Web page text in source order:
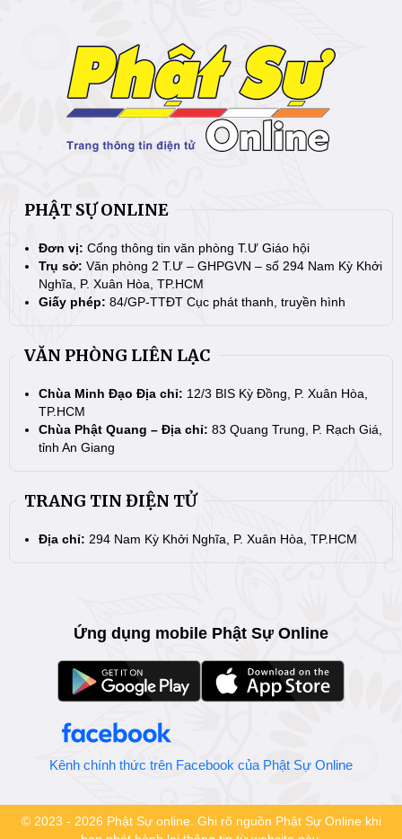
PHẬT SỰ ONLINE
Đơn vị: Cổng thông tin văn phòng T.Ư Giáo hội
Trụ sở: Văn phòng 2 T.Ư – GHPGVN – số 294 Nam Kỳ Khởi
Nghĩa, P. Xuân Hòa, TP.HCM
Giấy phép: 84/GP-TTĐT Cục phát thanh, truyền hình
VĂN PHÒNG LIÊN LẠC
Chùa Minh Đạo Địa chỉ: 12/3 BIS Kỳ Đồng, P. Xuân Hòa,
TP.HCM
Chùa Phật Quang – Địa chỉ: 83 Quang Trung, P. Rạch Giá,
tỉnh An Giang
TRANG TIN ĐIỆN TỬ
Địa chỉ: 294 Nam Kỳ Khởi Nghĩa, P. Xuân Hòa, TP.HCM
Ứng dụng mobile Phật Sự Online
Kênh chính thức trên Facebook của Phật Sự Online
© 2023 - 2026 Phật Sự online. Ghi rõ nguồn Phật Sự Online khi